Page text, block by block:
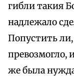
гибли такия
надлежало
Попустить
превозмогло,
же была